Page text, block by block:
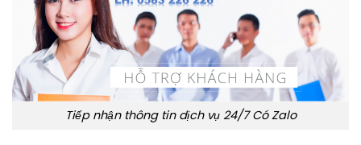
Tiếp nhận thông tin dịch vụ 24/7 Có Zalo